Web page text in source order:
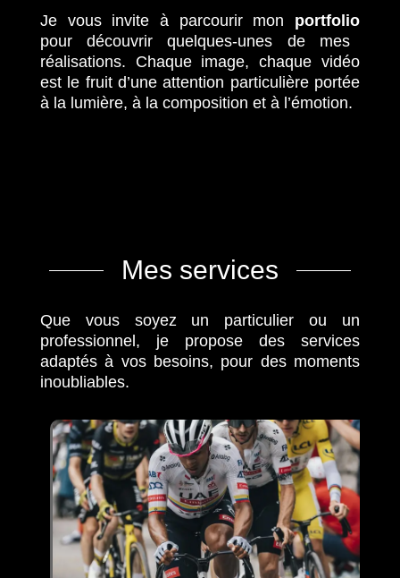
Je vous invite à parcourir mon portfolio
pour découvrir quelques-unes de mes
réalisations. Chaque image, chaque vidéo
est le fruit d’une attention particulière portée
à la lumière, à la composition et à l’émotion.
Mes services
Que vous soyez un particulier ou un
professionnel, je propose des services
adaptés à vos besoins, pour des moments
inoubliables.